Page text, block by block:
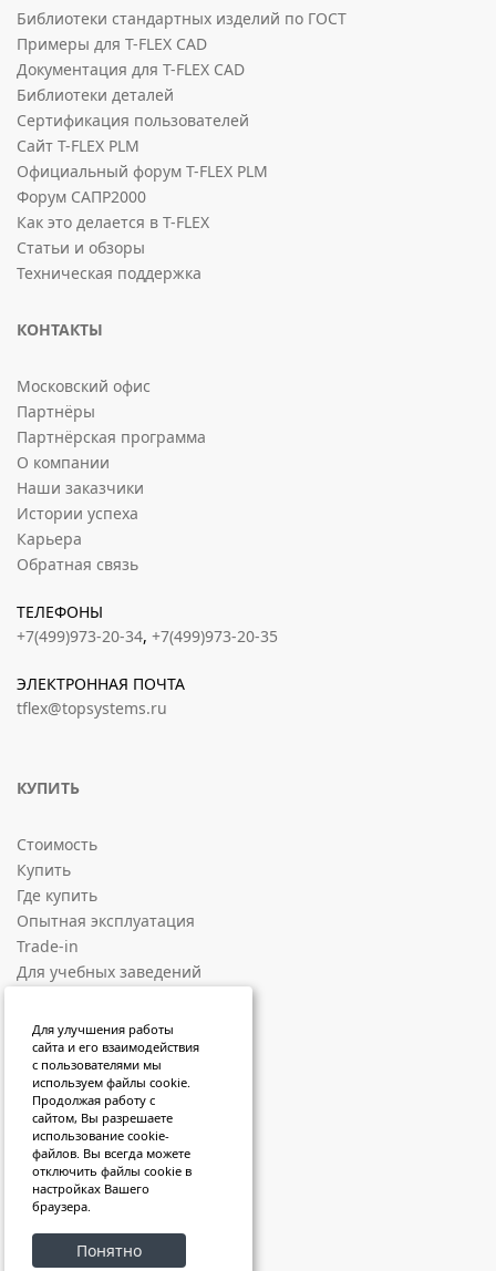
Библиотеки стандартных изделий по ГОСТ
Примеры для T-FLEX CAD
Документация для T-FLEX CAD
Библиотеки деталей
Сертификация пользователей
Сайт T-FLEX PLM
Официальный форум T-FLEX PLM
Форум САПР2000
Как это делается в T-FLEX
Статьи и обзоры
Техническая поддержка
КОНТАКТЫ
Московский офис
Партнёры
Партнёрская программа
О компании
Наши заказчики
Истории успеха
Карьера
Обратная связь
ТЕЛЕФОНЫ
+7(499)973-20-34, +7(499)973-20-35
ЭЛЕКТРОННАЯ ПОЧТА
tflex@topsystems.ru
КУПИТЬ
Стоимость
Купить
Где купить
Опытная эксплуатация
Trade-in
Для учебных заведений
СОЦИАЛЬНЫЕ ПЛОЩАДКИ
ВКонтакте
RuTube
VK Video
Sketchfab
Яндекс Дзен
Telegram
Для улучшения работы
сайта и его взаимодействия
с пользователями мы
используем файлы cookie.
Продолжая работу с
сайтом, Вы разрешаете
использование cookie-
файлов. Вы всегда можете
отключить файлы cookie в
настройках Вашего
браузера.
Понятно